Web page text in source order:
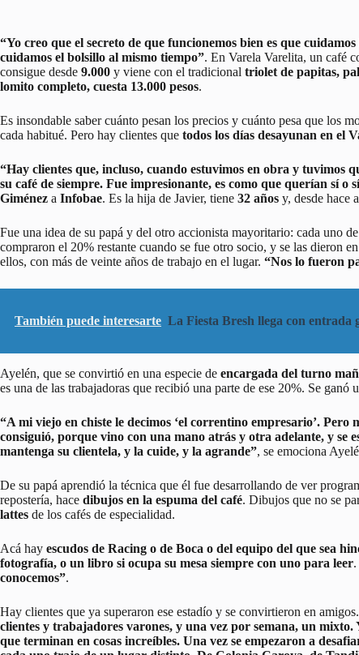
“Yo creo que el secreto de que funcionemos bien es que
cuidamos el bolsillo al mismo tiempo”. En Varela Varelita, un café
consigue desde 9.000 y viene con el tradicional triolet de papitas,
lomito completo, cuesta 13.000 pesos.
Es insondable saber cuánto pesan los precios y cuánto pesa que los
cada habitué. Pero hay clientes que todos los días desayunan en el
“Hay clientes que, incluso, cuando estuvimos en obra y tuvimos
su café de siempre. Fue impresionante, es como que querían sí o
Giménez a Infobae. Es la hija de Javier, tiene 32 años y, desde hace
Fue una idea de su papá y del otro accionista mayoritario: cada uno
compraron el 20% restante cuando se fue otro socio, y se las dieron
ellos, con más de veinte años de trabajo en el lugar. “Nos lo fueron
También puede interesarte La Fiesta Bresh llega con entrada
Ayelén, que se convirtió en una especie de encargada del turno
es una de las trabajadoras que recibió una parte de ese 20%. Se ganó
“A mi viejo en chiste le decimos ‘el correntino empresario’.
consiguió, porque vino con una mano atrás y otra adelante, y se
mantenga su clientela, y la cuide, y la agrande”, se emociona
De su papá aprendió la técnica que él fue desarrollando de ver
repostería, hace dibujos en la espuma del café. Dibujos que no se
lattes de los cafés de especialidad.
Acá hay escudos de Racing o de Boca o del equipo del que sea
fotografía, o un libro si ocupa su mesa siempre con uno para leer
conocemos”.
Hay clientes que ya superaron ese estadío y se convirtieron en amigos.
clientes y trabajadores varones, y una vez por semana, un mixto.
que terminan en cosas increíbles. Una vez se empezaron a